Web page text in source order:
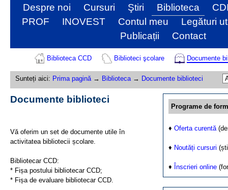
Despre noi Cursuri Ştiri Biblioteca
PROF
INOVEST Contul meu
Legături
Publicații
Contact
Biblioteca CCD Biblioteci şcolare Documente
Sunteți aici: Prima pagină→ Biblioteca→ Documente biblioteci
Programe de
♦ Oferta curentă
♦ Noutăți cursuri
♦ Înscrieri online
Documente biblioteci
Vă oferim un set de documente utile în
activitatea bibliotecii școlare.
Bibliotecar CCD:
* Fișa postului bibliotecar CCD;
* Fișa de evaluare bibliotecar CCD.